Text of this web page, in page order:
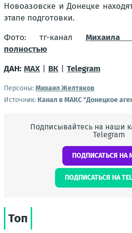
Новоазовске и Донецке
этапе подготовки.
Фото: тг-канал Михаила
полностью
ДАН: MAX | ВК | Telegram
Персоны: Михаил Желтяков
Источник: Канал в МАКС "Донецкое
Подписывайтесь на наши
Telegram
ПОДПИСАТЬСЯ НА
ПОДПИСАТЬСЯ НА
Топ